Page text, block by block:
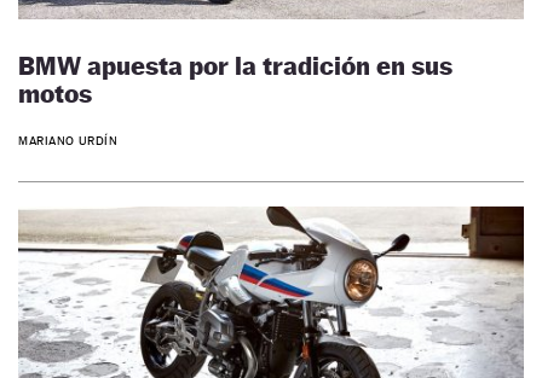
BMW apuesta por la tradición en sus
motos
MARIANO URDÍN